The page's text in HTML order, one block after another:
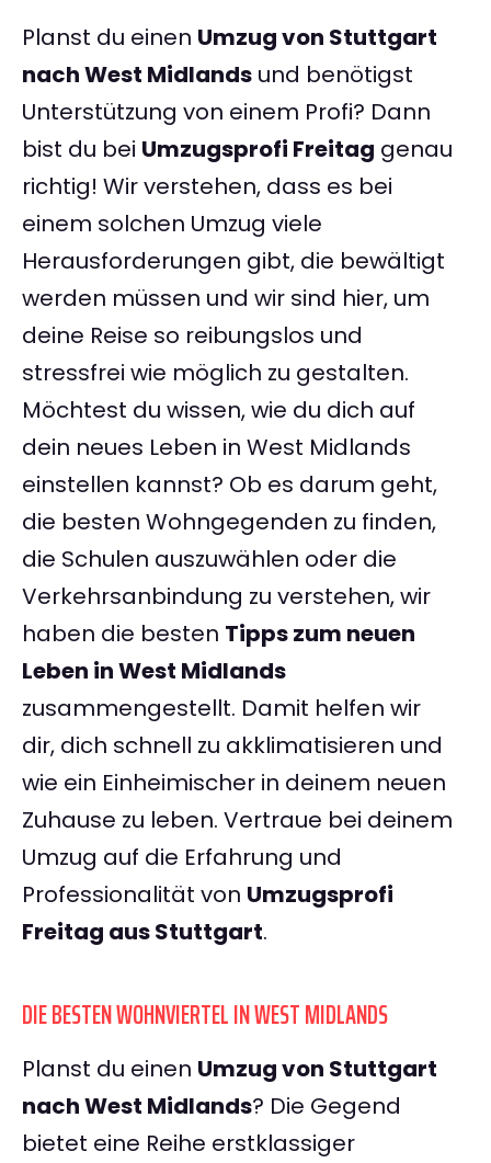
Planst du einen Umzug von Stuttgart
nach West Midlands und benötigst
Unterstützung von einem Profi? Dann
bist du bei Umzugsprofi Freitag genau
richtig! Wir verstehen, dass es bei
einem solchen Umzug viele
Herausforderungen gibt, die bewältigt
werden müssen und wir sind hier, um
deine Reise so reibungslos und
stressfrei wie möglich zu gestalten.
Möchtest du wissen, wie du dich auf
dein neues Leben in West Midlands
einstellen kannst? Ob es darum geht,
die besten Wohngegenden zu finden,
die Schulen auszuwählen oder die
Verkehrsanbindung zu verstehen, wir
haben die besten Tipps zum neuen
Leben in West Midlands
zusammengestellt. Damit helfen wir
dir, dich schnell zu akklimatisieren und
wie ein Einheimischer in deinem neuen
Zuhause zu leben. Vertraue bei deinem
Umzug auf die Erfahrung und
Professionalität von Umzugsprofi
Freitag aus Stuttgart.
DIE BESTEN WOHNVIERTEL IN WEST MIDLANDS
Planst du einen Umzug von Stuttgart
nach West Midlands? Die Gegend
bietet eine Reihe erstklassiger